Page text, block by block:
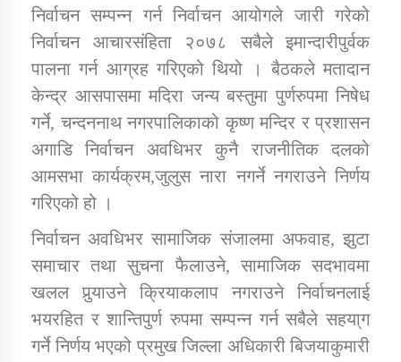
कार्यक्रम कार्यान्वयन एकाई जुम्लाको सुचना
कर्णाली प्राविधि शिक्षालय जुम्लाको सुचना
निर्वाचन सम्पन्न गर्न निर्वाचन आयोगले जारी गरेको
निर्वाचन आचारसंहिता २०७८ सबैले इमान्दारीपुर्वक
पालना गर्न आग्रह गरिएको थियो । बैठकले मतादान
केन्द्र आसपासमा मदिरा जन्य बस्तुमा पुर्णरुपमा निषेध
गर्ने, चन्दननाथ नगरपालिकाको कृष्ण मन्दिर र प्रशासन
अगाडि निर्वाचन अवधिभर कुनै राजनीतिक दलको
आमसभा कार्यक्रम,जुलुस नारा नगर्ने नगराउने निर्णय
गरिएको हो ।
निर्वाचन अवधिभर सामाजिक संजालमा अफवाह, झुटा
समाचार तथा सुचना फैलाउने, सामाजिक सदभावमा
खलल पुर्‍याउने क्रियाकलाप नगराउने निर्वाचनलाई
भयरहित र शान्तिपुर्ण रुपमा सम्पन्न गर्न सबैले सहया्ग
गर्ने निर्णय भएको प्रमुख जिल्ला अधिकारी बिजयाकुमारी